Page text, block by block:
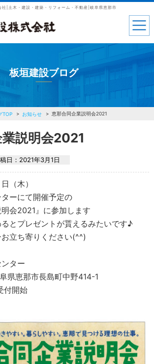
社|土木・建設・建築・リフォーム・不動産|岐阜県恵那市
板垣建設ブログ
TOP お知らせ 恵那合同企業説明会2021
説明会2021
日： 2021年3月1日
（木）
ーにて開催予定の
明会2021』に参加します
とプレゼントが貰えるみたいです♪
立ち寄りください(^^)
ター
恵那市長島町中野414-1
付開始